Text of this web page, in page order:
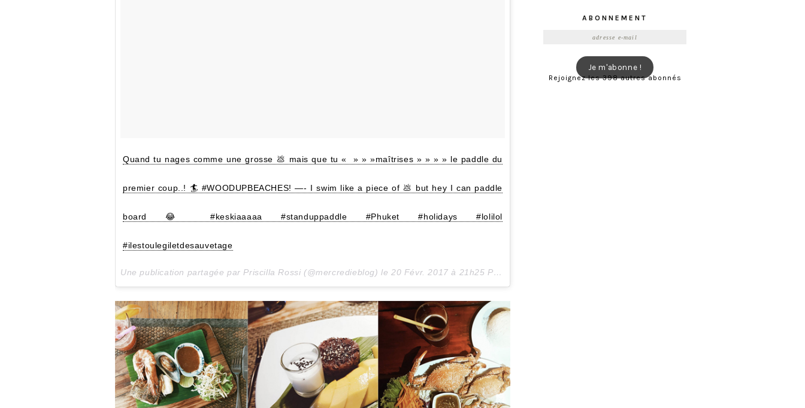
Quand tu nages comme une grosse 💩 mais que tu « » » »maîtrises » » » » le paddle du
premier coup..! 🏄 #WOODUPBEACHES! —- I swim like a piece of 💩 but hey I can paddle
board 😂 #keskiaaaaa #standuppaddle #Phuket #holidays #lolilol
#ilestoulegiletdesauvetage
Une publication partagée par Priscilla Rossi (@mercredieblog) le20 Févr. 2017 à 21h25 PST
ABONNEMENT
Je m'abonne !
Rejoignez les 398 autres abonnés